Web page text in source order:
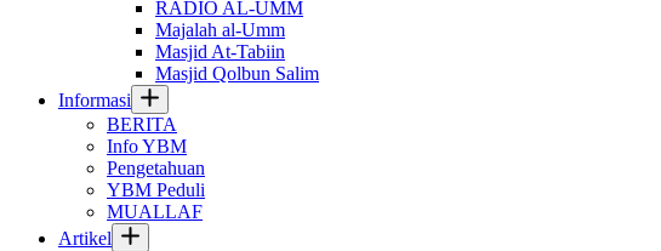
RADIO AL-UMM
Majalah al-Umm
Masjid At-Tabiin
Masjid Qolbun Salim
Informasi
BERITA
Info YBM
Pengetahuan
YBM Peduli
MUALLAF
Artikel